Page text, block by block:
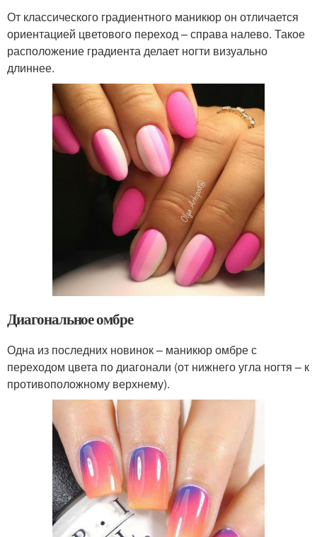
От классического градиентного маникюр он отличается
ориентацией цветового переход – справа налево. Такое
расположение градиента делает ногти визуально
длиннее.
Диагональное омбре
Одна из последних новинок – маникюр омбре с
переходом цвета по диагонали (от нижнего угла ногтя – к
противоположному верхнему).